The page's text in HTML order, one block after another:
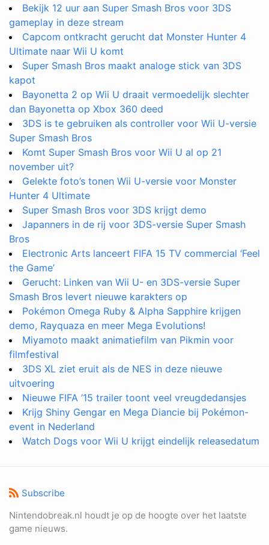
Bekijk 12 uur aan Super Smash Bros voor 3DS
gameplay in deze stream
Capcom ontkracht gerucht dat Monster Hunter 4
Ultimate naar Wii U komt
Super Smash Bros maakt analoge stick van 3DS
kapot
Bayonetta 2 op Wii U draait vermoedelijk slechter
dan Bayonetta op Xbox 360 deed
3DS is te gebruiken als controller voor Wii U-versie
Super Smash Bros
Komt Super Smash Bros voor Wii U al op 21
november uit?
Gelekte foto’s tonen Wii U-versie voor Monster
Hunter 4 Ultimate
Super Smash Bros voor 3DS krijgt demo
Japanners in de rij voor 3DS-versie Super Smash
Bros
Electronic Arts lanceert FIFA 15 TV commercial ‘Feel
the Game’
Gerucht: Linken van Wii U- en 3DS-versie Super
Smash Bros levert nieuwe karakters op
Pokémon Omega Ruby & Alpha Sapphire krijgen
demo, Rayquaza en meer Mega Evolutions!
Miyamoto maakt animatiefilm van Pikmin voor
filmfestival
3DS XL ziet eruit als de NES in deze nieuwe
uitvoering
Nieuwe FIFA ’15 trailer toont veel vreugdedansjes
Krijg Shiny Gengar en Mega Diancie bij Pokémon-
event in Nederland
Watch Dogs voor Wii U krijgt eindelijk releasedatum
Subscribe
Nintendobreak.nl houdt je op de hoogte over het laatste
game nieuws.